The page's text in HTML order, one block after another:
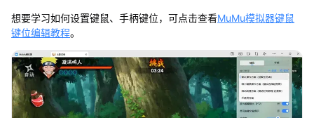
想要学习如何设置键鼠、手柄键位，可点击查看MuMu模拟器键鼠
键位编辑教程。